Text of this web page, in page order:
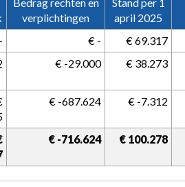
verplichtingen
april 2025
€ - € 69.317
€ -29.000 € 38.273
€ -687.624 € -7.312
€ -716.624 € 100.278